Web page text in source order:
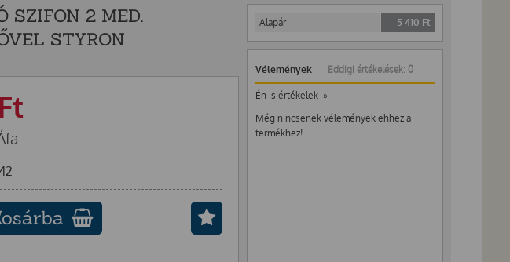
SZIFON 2 MED.
STYRON
Ft
Alapár 5 410 Ft
Vélemények Eddigi értékelések: 0
Én is értékelek »
Még nincsenek vélemények ehhez a
termékhez!